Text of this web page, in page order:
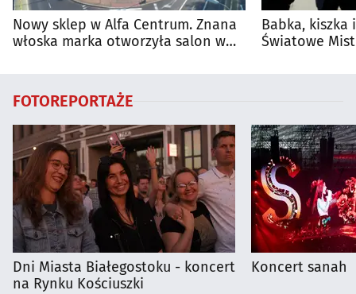
Nowy sklep w Alfa Centrum. Znana
włoska marka otworzyła salon w
Babka, kiszka
Światowe
FOTOREPORTAŻE
Dni Miasta Białegostoku - koncert
na Rynku Kościuszki
Koncert sanah